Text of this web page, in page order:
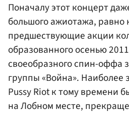
Поначалу этот концерт
большого ажиотажа, равно
предшествующие акции
образованного осенью
своеобразного спин-оффа
группы «Война». Наиболее
Pussy Riot к тому времени
на Лобном месте,